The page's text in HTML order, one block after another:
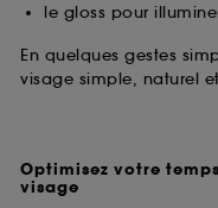
le gloss pour
En quelques gestes
visage simple, naturel
Optimisez votre
visage